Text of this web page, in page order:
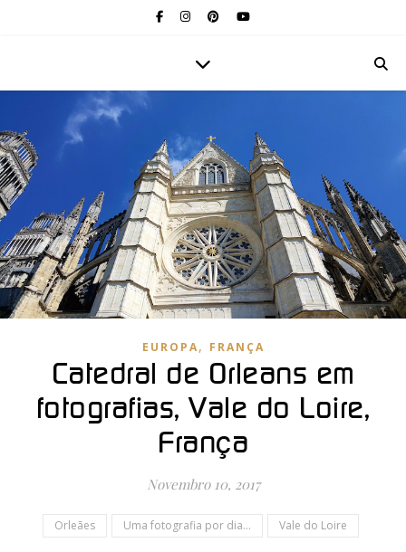
EUROPA, FRANÇA
Catedral de Orleans em
fotografias, Vale do Loire,
França
Novembro 10, 2017
Orleães Uma fotografia por dia... Vale do Loire